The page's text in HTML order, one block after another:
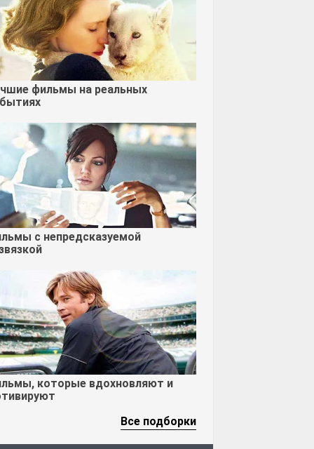
фильмы на реальных
с непредсказуемой
которые вдохновляют и
Все подборки